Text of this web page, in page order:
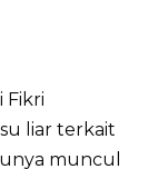
Fikri
liar terkait
muncul